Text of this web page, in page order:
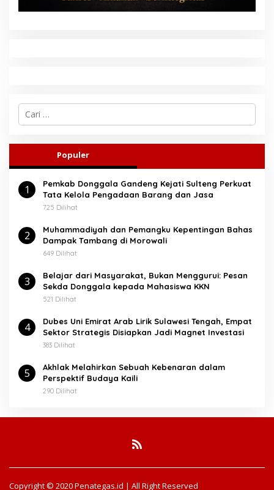
C
i
n
u
k
Populer
1
Pemkab Donggala Gandeng Kejati Sulteng Perkuat
Tata Kelola Pengadaan Barang dan Jasa
725 Dilihat
2
Muhammadiyah dan Pemangku Kepentingan Bahas
Dampak Tambang di Morowali
649 Dilihat
3
Belajar dari Masyarakat, Bukan Menggurui: Pesan
Sekda Donggala kepada Mahasiswa KKN
521 Dilihat
4
Dubes Uni Emirat Arab Lirik Sulawesi Tengah, Empat
Sektor Strategis Disiapkan Jadi Magnet Investasi
383 Dilihat
5
Akhlak Melahirkan Sebuah Kebenaran dalam
Perspektif Budaya Kaili
290 Dilihat
Copyright © 2020 Penategas.id | All Right Reserved